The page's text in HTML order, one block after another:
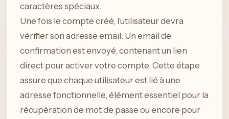
caractères spéciaux.
Une fois le compte créé, l’utilisateur devra
vérifier son adresse email. Un email de
confirmation est envoyé, contenant un lien
direct pour activer votre compte. Cette étape
assure que chaque utilisateur est lié à une
adresse fonctionnelle, élément essentiel pour la
récupération de mot de passe ou encore pour